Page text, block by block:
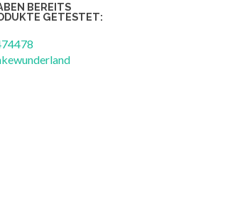
BEREITS
GETESTET: